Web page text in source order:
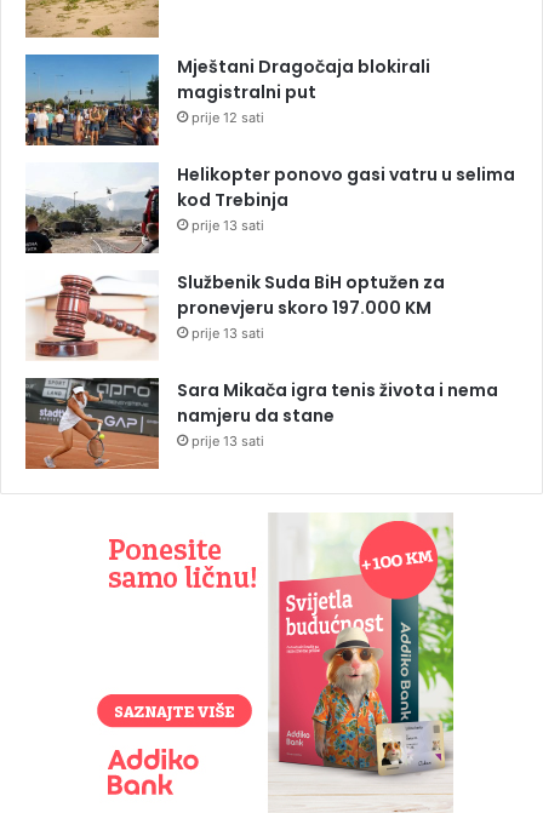
Mještani Dragočaja blokirali
magistralni put
prije 12 sati
Helikopter ponovo gasi vatru u selima
kod Trebinja
prije 13 sati
Službenik Suda BiH optužen za
pronevjeru skoro 197.000 KM
prije 13 sati
Sara Mikača igra tenis života i nema
namjeru da stane
prije 13 sati